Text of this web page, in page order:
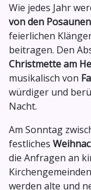
Wie jedes Jahr
von den
feierlichen
beitragen. Den
Christmette am
musikalisch von
würdiger und
Nacht.
Am Sonntag
festliches
die Anfragen an
werden alte und